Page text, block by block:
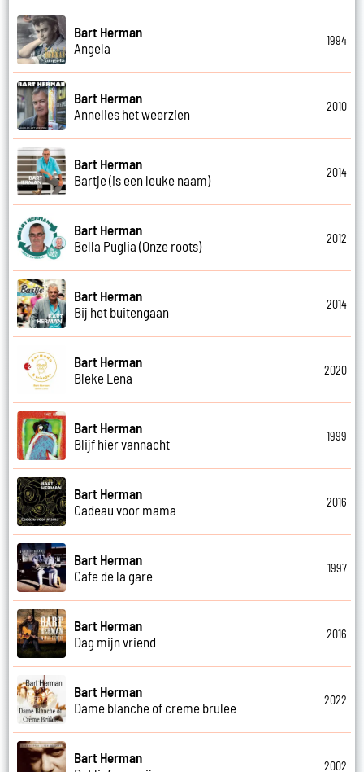
Bart Herman
Angela
1994
Bart Herman
Annelies het weerzien
2010
Bart Herman
Bartje (is een leuke naam)
2014
Bart Herman
Bella Puglia (Onze roots)
2012
Bart Herman
Bij het buitengaan
2014
Bart Herman
Bleke Lena
2020
Bart Herman
Blijf hier vannacht
1999
Bart Herman
Cadeau voor mama
2016
Bart Herman
Cafe de la gare
1997
Bart Herman
Dag mijn vriend
2016
Bart Herman
Dame blanche of creme brulee
2022
Bart Herman
2002